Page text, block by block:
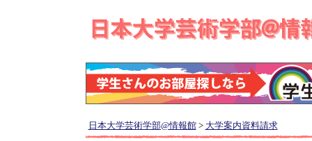
日本大学芸術学部@情報館> 大学案内資料請求